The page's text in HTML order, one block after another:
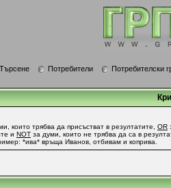
Търсене Потребители
Потребителски
които трябва да присъстват в резултатите, OR
и NOT за думи, които не трябва да са в
*ива* връща Иванов, отбивам и коприва.